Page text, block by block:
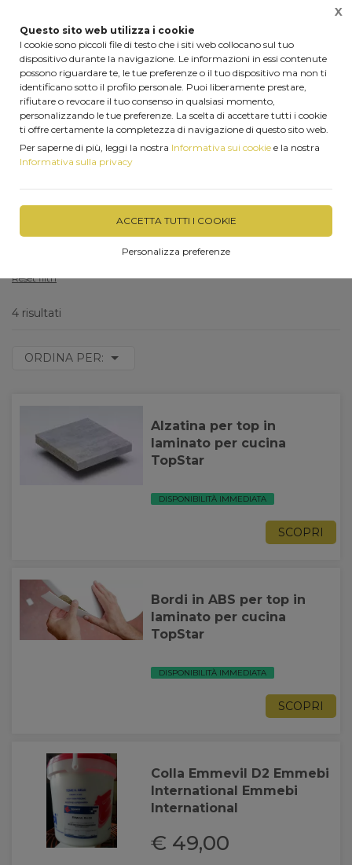
Questo sito web utilizza i cookie
I cookie sono piccoli file di testo che i siti web collocano sul tuo
dispositivo durante la navigazione. Le informazioni in essi contenute
possono riguardare te, le tue preferenze o il tuo dispositivo ma non ti
identificano sotto il profilo personale. Puoi liberamente prestare,
rifiutare o revocare il tuo consenso in qualsiasi momento,
personalizzando le tue preferenze. La scelta di accettare tutti i cookie
ti offre certamente la completezza di navigazione di questo sito web.
Per saperne di più, leggi la nostra Informativa sui cookie e la nostra
Informativa sulla privacy
ACCETTA TUTTI I COOKIE
Personalizza preferenze
X
Home Shop Top in laminato per cucina
FILTRA
Top in laminato per cucina
Top in laminato per cucina
Reset filtri
4 risultati
ORDINA PER:
Alzatina per top in
laminato per cucina
TopStar
DISPONIBILITÀ IMMEDIATA
SCOPRI
Bordi in ABS per top in
laminato per cucina
TopStar
DISPONIBILITÀ IMMEDIATA
SCOPRI
Colla Emmevil D2 Emmebi
International Emmebi
International
€ 49,00